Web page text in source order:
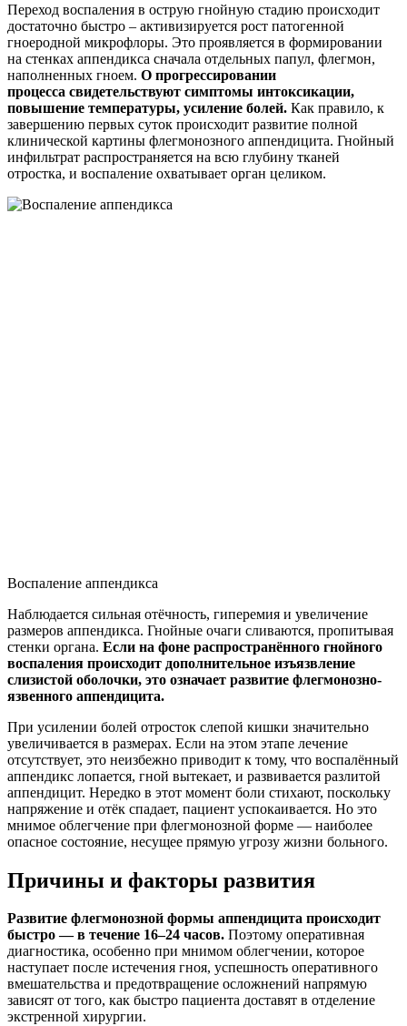
Переход воспаления в острую гнойную стадию происходит
достаточно быстро – активизируется рост патогенной
гноеродной микрофлоры. Это проявляется в формировании
на стенках аппендикса сначала отдельных папул, флегмон,
наполненных гноем. О прогрессировании
процесса свидетельствуют симптомы интоксикации,
повышение температуры, усиление болей. Как правило, к
завершению первых суток происходит развитие полной
клинической картины флегмонозного аппендицита. Гнойный
инфильтрат распространяется на всю глубину тканей
отростка, и воспаление охватывает орган целиком.
Воспаление аппендикса
Наблюдается сильная отёчность, гиперемия и увеличение
размеров аппендикса. Гнойные очаги сливаются, пропитывая
стенки органа. Если на фоне распространённого гнойного
воспаления происходит дополнительное изъязвление
слизистой оболочки, это означает развитие флегмонозно-
язвенного аппендицита.
При усилении болей отросток слепой кишки значительно
увеличивается в размерах. Если на этом этапе лечение
отсутствует, это неизбежно приводит к тому, что воспалённый
аппендикс лопается, гной вытекает, и развивается разлитой
аппендицит. Нередко в этот момент боли стихают, поскольку
напряжение и отёк спадает, пациент успокаивается. Но это
мнимое облегчение при флегмонозной форме — наиболее
опасное состояние, несущее прямую угрозу жизни больного.
Причины и факторы развития
Развитие флегмонозной формы аппендицита происходит
быстро — в течение 16–24 часов. Поэтому оперативная
диагностика, особенно при мнимом облегчении, которое
наступает после истечения гноя, успешность оперативного
вмешательства и предотвращение осложнений напрямую
зависят от того, как быстро пациента доставят в отделение
экстренной хирургии.